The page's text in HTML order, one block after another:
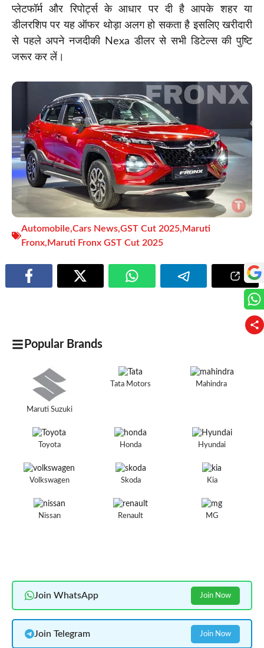
प्लेटफॉर्म और रिपोर्ट्स के आधार पर दी है आपके शहर या
डीलरशिप पर यह ऑफर थोड़ा अलग हो सकता है इसलिए खरीदारी
से पहले अपने नजदीकी Nexa डीलर से सभी डिटेल्स की पुष्टि
जरूर कर लें।
Automobile,Cars News,GST Cut 2025, Maruti
Fronx, Maruti Fronx GST Cut 2025
Popular Brands
Maruti Suzuki
Tata Motors Mahindra
Toyota Honda Hyundai
Volkswagen Skoda Kia
Nissan Renault MG
Join WhatsApp Join Now
Join Telegram Join Now